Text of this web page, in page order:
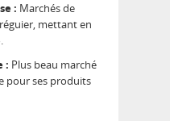
: Marchés de
mettant en
: Plus beau marché
pour ses produits